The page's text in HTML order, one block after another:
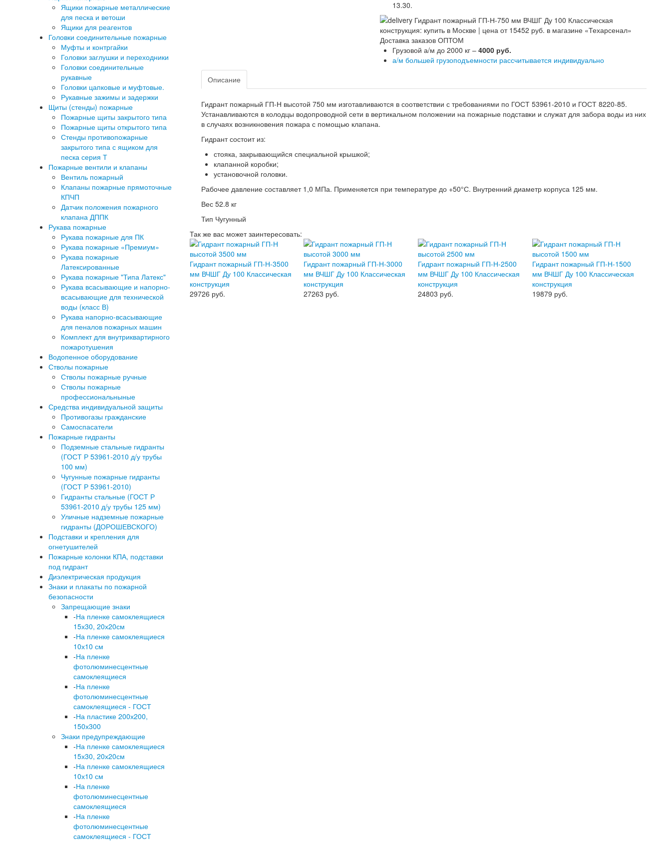
Ящики пожарные металлические
для песка и ветоши
Ящики для реагентов
Головки соединительные пожарные
Муфты и контргайки
Головки заглушки и переходники
Головки соединительные
рукавные
Головки цапковые и муфтовые.
Рукавные зажимы и задержки
Щиты (стенды) пожарные
Пожарные щиты закрытого типа
Пожарные щиты открытого типа
Стенды противопожарные
закрытого типа с ящиком для
песка серия Т
Пожарные вентили и клапаны
Вентиль пожарный
Клапаны пожарные прямоточные
КПЧП
Датчик положения пожарного
клапана ДППК
Рукава пожарные
Рукава пожарные для ПК
Рукава пожарные «Премиум»
Рукава пожарные
Латексированные
Рукава пожарные "Типа Латекс"
Рукава всасывающие и напорно-
всасывающие для технической
воды (класс В)
Рукава напорно-всасывающие
для пеналов пожарных машин
Комплект для внутриквартирного
пожаротушения
Водопенное оборудование
Стволы пожарные
Стволы пожарные ручные
Стволы пожарные
профессиональныные
Средства индивидуальной защиты
Противогазы гражданские
Самоспасатели
Пожарные гидранты
Подземные стальные гидранты
(ГОСТ Р 53961-2010 д/у трубы
100 мм)
Чугунные пожарные гидранты
(ГОСТ Р 53961-2010)
Гидранты стальные (ГОСТ Р
53961-2010 д/у трубы 125 мм)
Уличные надземные пожарные
гидранты (ДОРОШЕВСКОГО)
Подставки и крепления для
огнетушителей
Пожарные колонки КПА, подставки
под гидрант
Диэлектрическая продукция
Знаки и плакаты по пожарной
безопасности
Запрещающие знаки
-На пленке самоклеящиеся
15х30, 20х20см
-На пленке самоклеящиеся
10х10 см
-На пленке
фотолюминесцентные
самоклеящиеся
-На пленке
фотолюминесцентные
самоклеящиеся - ГОСТ
-На пластике 200х200,
150х300
Знаки предупреждающие
-На пленке самоклеящиеся
15х30, 20х20см
-На пленке самоклеящиеся
10х10 см
-На пленке
фотолюминесцентные
самоклеящиеся
-На пленке
фотолюминесцентные
самоклеящиеся - ГОСТ
13.30.
Доставка заказов ОПТОМ
Грузовой а/м до 2000 кг – 4000 руб.
а/м большей грузоподъемности рассчитывается индивидуально
Описание
Гидрант пожарный ГП-Н высотой 750 мм изготавливаются в соответствии с требованиями по ГОСТ 53961-2010 и ГОСТ 8220-85.
Устанавливаются в колодцы водопроводной сети в вертикальном положении на пожарные подставки и служат для забора воды из них
в случаях возникновения пожара с помощью клапана.
Гидрант состоит из:
стояка, закрывающийся специальной крышкой;
клапанной коробки;
установочной головки.
Рабочее давление составляет 1,0 МПа. Применяется при температуре до +50°С. Внутренний диаметр корпуса 125 мм.
Вес 52.8 кг
Тип Чугунный
Так же вас может заинтересовать:
Гидрант пожарный ГП-Н-3500
мм ВЧШГ Ду 100 Классическая
конструкция
29726 руб.
Гидрант пожарный ГП-Н-3000
мм ВЧШГ Ду 100 Классическая
конструкция
27263 руб.
Гидрант пожарный ГП-Н-2500
мм ВЧШГ Ду 100 Классическая
конструкция
24803 руб.
Гидрант пожарный ГП-Н-1500
мм ВЧШГ Ду 100 Классическая
конструкция
19879 руб.